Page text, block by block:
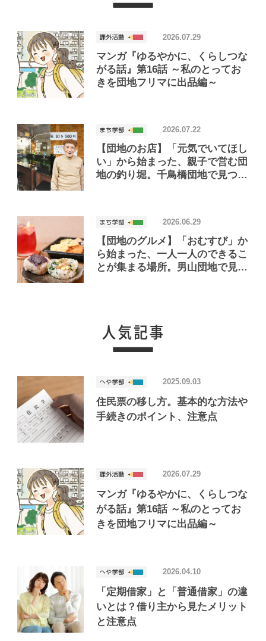
マンガ『ゆるやかに、くらしつな
がる話』第16話 ～私のとってお
きを団地フリマに出品編～
2026.07.29
【団地のお店】「元気でいてほし
い」から始まった、親子で営む団
地の釣り堀。千鳥橋団地で見つけ
2026.07.22
【団地のグルメ】「おむすび」か
ら始まった、一人一人のできるこ
とが集まる場所。男山団地で見つ
2026.06.29
住民票の移し方。基本的な方法や
手続きのポイント、注意点
2025.09.03
マンガ『ゆるやかに、くらしつな
がる話』第16話 ～私のとってお
きを団地フリマに出品編～
2026.07.29
「定期借家」と「普通借家」の違
いとは？借り主から見たメリット
と注意点
2026.04.10